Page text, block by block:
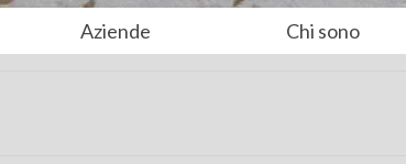
Aziende Chi sono